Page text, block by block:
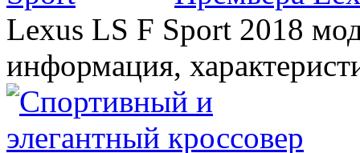
Lexus LS F Sport 2018
информация,